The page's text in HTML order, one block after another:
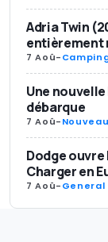
Adria Twin
entièrement
7 Aoû-
Une
débarque
7 Aoû-
Dodge
Charger en
7 Aoû-General